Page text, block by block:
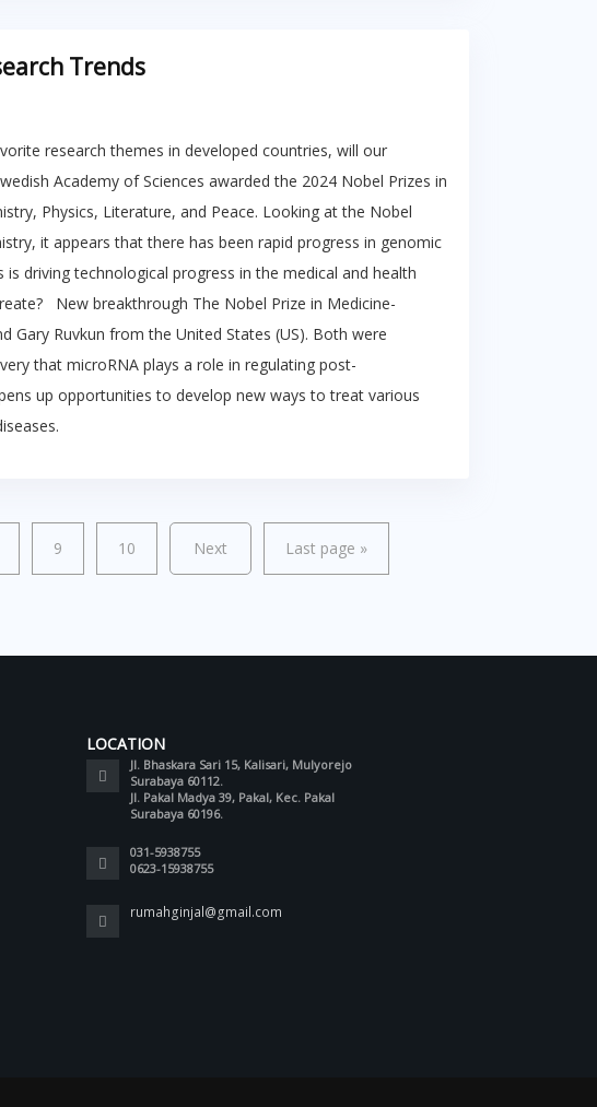
Trends
research themes in developed countries, will our
Academy of Sciences awarded the 2024 Nobel Prizes in
Physics, Literature, and Peace. Looking at the Nobel
it appears that there has been rapid progress in genomic
driving technological progress in the medical and health
New breakthrough The Nobel Prize in Medicine-
Gary Ruvkun from the United States (US). Both were
that microRNA plays a role in regulating post-
up opportunities to develop new ways to treat various
9 10 Next Last page »
LOCATION
Jl. Bhaskara Sari 15, Kalisari, Mulyorejo
Surabaya 60112.
Jl. Pakal Madya 39, Pakal, Kec. Pakal
Surabaya 60196.
031-5938755
0623-15938755
rumahginjal@gmail.com